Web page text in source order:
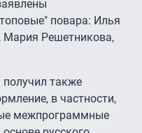
повара: Илья
Решетникова,
также
в частности,
межпрограммные